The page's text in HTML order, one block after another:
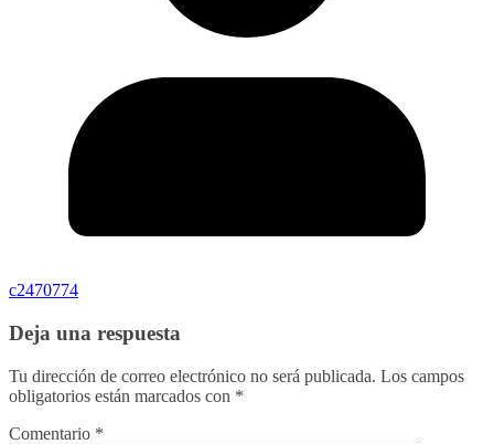
c2470774
Deja una respuesta
Tu dirección de correo electrónico no será publicada. Los campos
obligatorios están marcados con *
Comentario *